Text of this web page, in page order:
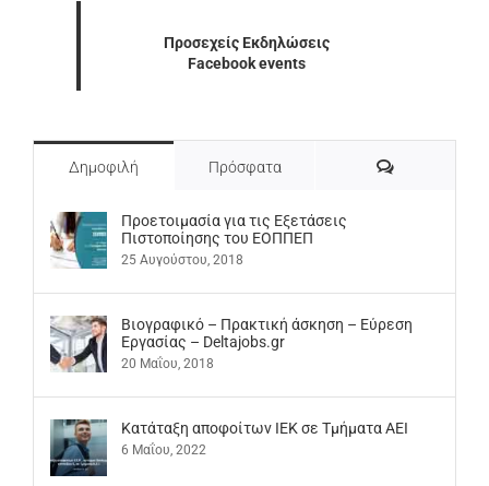
Προσεχείς Εκδηλώσεις
Facebook events
Δημοφιλή Πρόσφατα Σχόλια
Προετοιμασία για τις Εξετάσεις
Πιστοποίησης του ΕΟΠΠΕΠ
25 Αυγούστου, 2018
Βιογραφικό – Πρακτική άσκηση – Εύρεση
Εργασίας – Deltajobs.gr
20 Μαΐου, 2018
Kατάταξη αποφοίτων ΙΕΚ σε Τμήματα ΑΕΙ
6 Μαΐου, 2022